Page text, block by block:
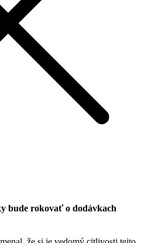
bude rokovať o dodávkach